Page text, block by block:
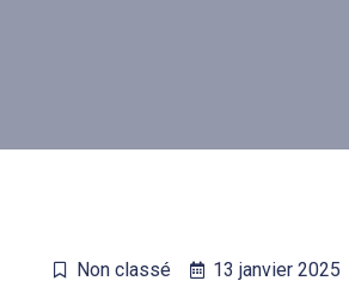
Non classé 13 janvier 2025